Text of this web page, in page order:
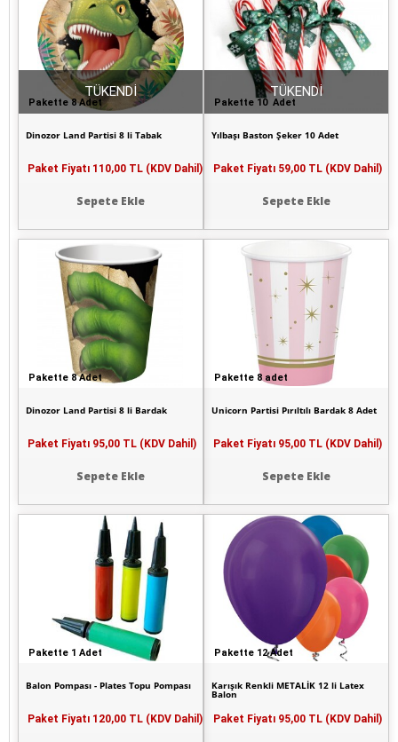
Pakette 10 Adet
Yılbaşı Baston Şeker 10 Adet
Paket Fiyatı 59,00 TL (KDV Dahil)
Sepete Ekle
TÜKENDİ
Pakette 8 Adet
Dinozor Land Partisi 8 li Tabak
Paket Fiyatı 110,00 TL (KDV Dahil)
Sepete Ekle
TÜKENDİ
Pakette 8 adet
Unicorn Partisi Pırıltılı Bardak 8 Adet
Paket Fiyatı 95,00 TL (KDV Dahil)
Sepete Ekle
Pakette 8 Adet
Dinozor Land Partisi 8 li Bardak
Paket Fiyatı 95,00 TL (KDV Dahil)
Sepete Ekle
Pakette 12 Adet
Karışık Renkli METALİK 12 li Latex
Balon
Paket Fiyatı 95,00 TL (KDV Dahil)
Pakette 1 Adet
Balon Pompası - Plates Topu Pompası
Paket Fiyatı 120,00 TL (KDV Dahil)